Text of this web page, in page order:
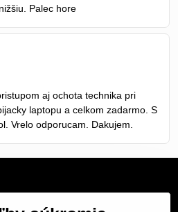
Palec hore
5
aj ochota technika pri
laptopu a celkom zadarmo. S
Vrelo odporucam. Dakujem.